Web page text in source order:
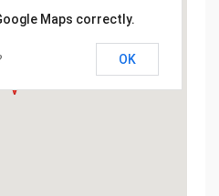
Maps correctly.
OK